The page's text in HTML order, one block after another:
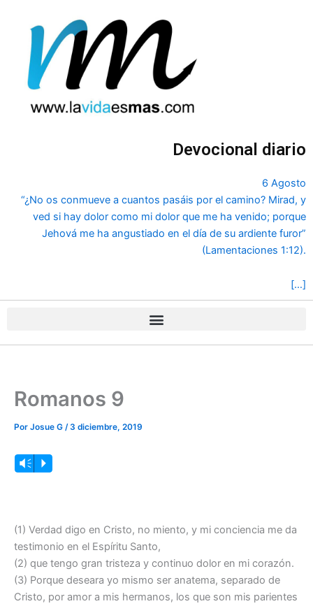
contenido
Devocional diario
6 Agosto
“¿No os conmueve a cuantos pasáis por el camino? Mirad, y
ved si hay dolor como mi dolor que me ha venido; porque
Jehová me ha angustiado en el día de su ardiente furor”
(Lamentaciones 1:12).
[…]
Romanos 9
Por Josue G /3 diciembre, 2019
Reproductor
Vm P
(1) Verdad digo en Cristo, no miento, y mi conciencia me da
testimonio en el Espíritu Santo,
(2) que tengo gran tristeza y continuo dolor en mi corazón.
(3) Porque deseara yo mismo ser anatema, separado de
Cristo, por amor a mis hermanos, los que son mis parientes